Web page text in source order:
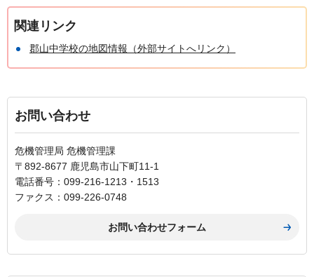
関連リンク
郡山中学校の地図情報（外部サイトへリンク）
お問い合わせ
危機管理局 危機管理課
〒892-8677 鹿児島市山下町11-1
電話番号：099-216-1213・1513
ファクス：099-226-0748